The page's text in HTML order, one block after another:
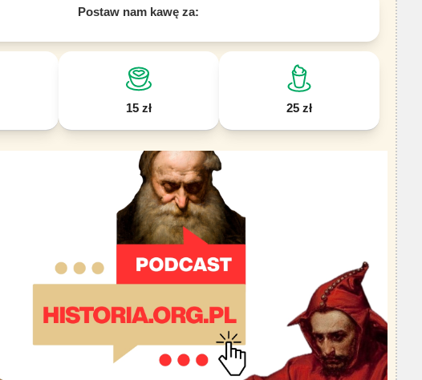
Postaw nam kawę za:
15 zł 25 zł